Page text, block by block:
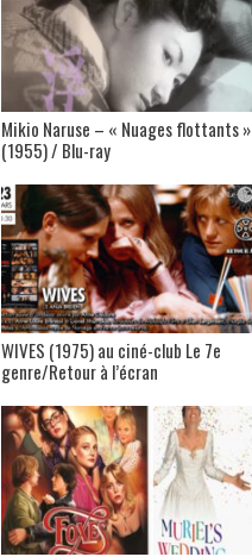
Mikio Naruse – « Nuages flottants »
(1955) / Blu-ray
WIVES (1975) au ciné-club Le 7e
genre/Retour à l’écran